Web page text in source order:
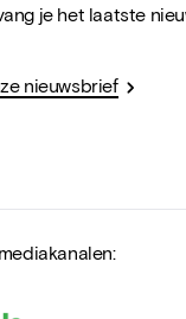
je het laatste
nieuwsbrief